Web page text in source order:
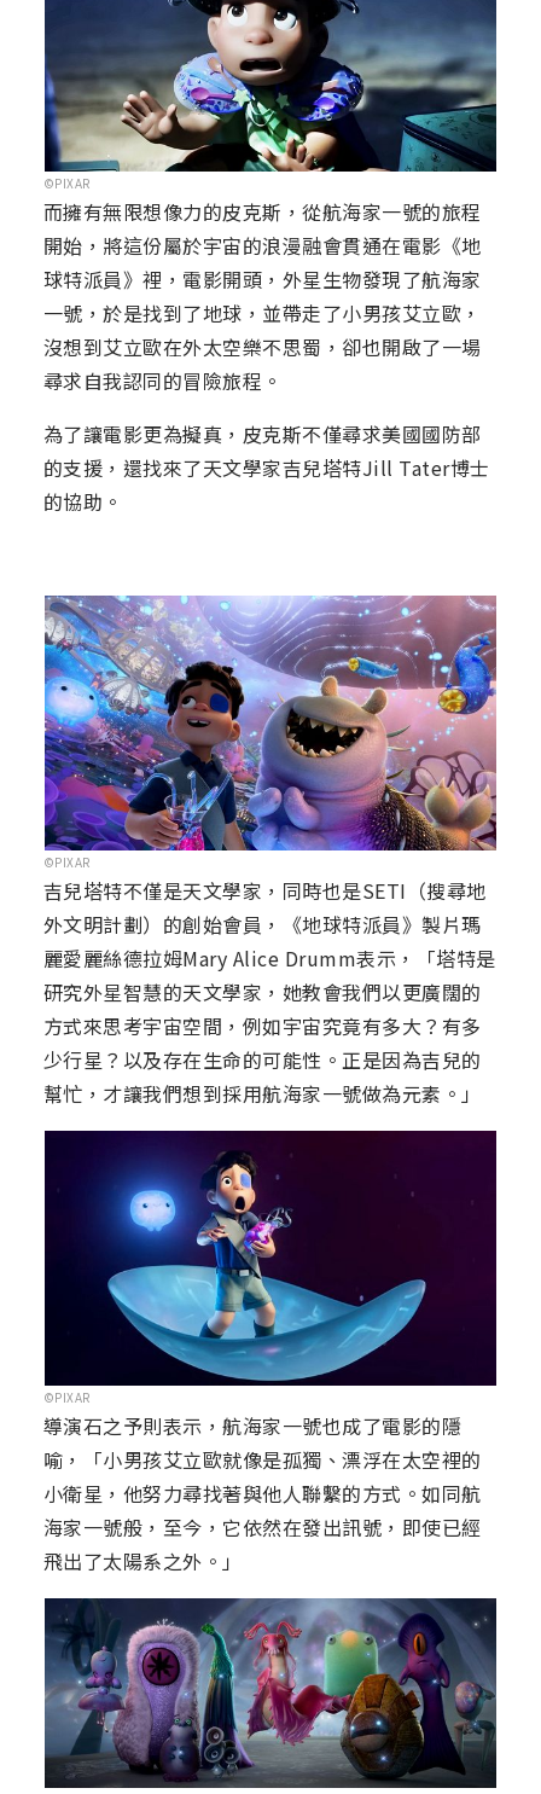
©PIXAR
而擁有無限想像力的皮克斯，從航海家一號的旅程
開始，將這份屬於宇宙的浪漫融會貫通在電影《地
球特派員》裡，電影開頭，外星生物發現了航海家
一號，於是找到了地球，並帶走了小男孩艾立歐，
沒想到艾立歐在外太空樂不思蜀，卻也開啟了一場
尋求自我認同的冒險旅程。
為了讓電影更為擬真，皮克斯不僅尋求美國國防部
的支援，還找來了天文學家吉兒塔特Jill Tater博士
的協助。
©PIXAR
吉兒塔特不僅是天文學家，同時也是SETI（搜尋地
外文明計劃）的創始會員，《地球特派員》製片瑪
麗愛麗絲德拉姆Mary Alice Drumm表示，「塔特是
研究外星智慧的天文學家，她教會我們以更廣闊的
方式來思考宇宙空間，例如宇宙究竟有多大？有多
少行星？以及存在生命的可能性。正是因為吉兒的
幫忙，才讓我們想到採用航海家一號做為元素。」
©PIXAR
導演石之予則表示，航海家一號也成了電影的隱
喻，「小男孩艾立歐就像是孤獨、漂浮在太空裡的
小衛星，他努力尋找著與他人聯繫的方式。如同航
海家一號般，至今，它依然在發出訊號，即使已經
飛出了太陽系之外。」